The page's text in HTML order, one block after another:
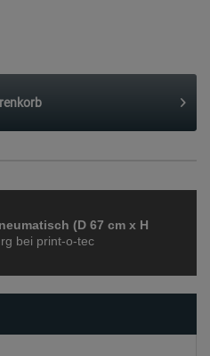
(D 67 cm x H
bei print-o-tec